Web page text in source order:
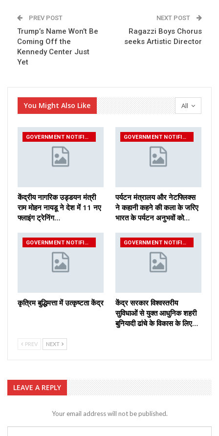
PREV POST
Trump’s Name Won’t Be
Coming Off the
Kennedy Center Just
Yet
NEXT POST
Ragazzi Boys Chorus
seeks Artistic Director
All
You Might Also Like
GOVERNMENT NOTIFICATIONS
केंद्रीय नागरिक उड्डयन मंत्री
राम मोहन नायडू ने देश में 11 नए
फ्लाइंग ट्रेनिंग…
GOVERNMENT NOTIFICATIONS
पर्यटन मंत्रालय और नेटफ्लिक्स
ने कहानी कहने की कला के जरिए
भारत के पर्यटन अनुभवों को…
GOVERNMENT NOTIFICATIONS
कृत्रिम बुद्धिमत्ता में उत्कृष्टता केंद्र
GOVERNMENT NOTIFICATIONS
केंद्र सरकार विश्वस्तरीय
सुविधाओं से युक्त आधुनिक शहरी
बुनियादी ढांचे के विकास के लिए…
PREV NEXT
LEAVE A REPLY
Your email address will not be published.